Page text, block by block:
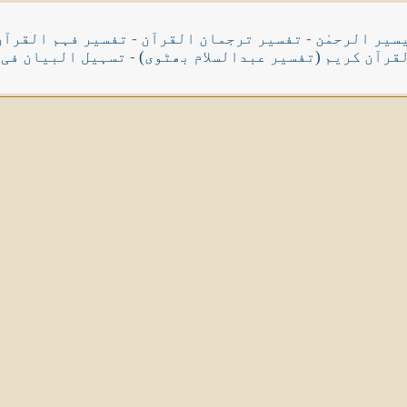
الرحمٰن - تفسیر ترجمان القرآن - تفسیر فہم
کریم (تفسیر عبدالسلام بھٹوی) - تسہیل البیان